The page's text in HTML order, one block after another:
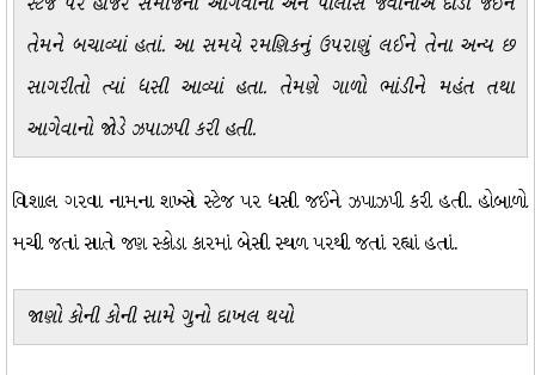
તેમને બચાવ્યાં હતાં. આ સમયે રમણિકનું ઉપરાણું લઈને તેના અન્ય છ
સાગરીતો ત્યાં ધસી આવ્યાં હતા. તેમણે ગાળો ભાંડીને મહંત તથા
આગેવાનો જોડે ઝપાઝપી કરી હતી.
વિશાલ ગરવા નામના શખ્સે સ્ટેજ પર ધસી જઈને ઝપાઝપી કરી હતી. હોબાળો
મચી જતાં સાતે જણ સ્કોડા કારમાં બેસી સ્થળ પરથી જતાં રહ્યાં હતાં.
જાણો કોની કોની સામે ગુનો દાખલ થયો